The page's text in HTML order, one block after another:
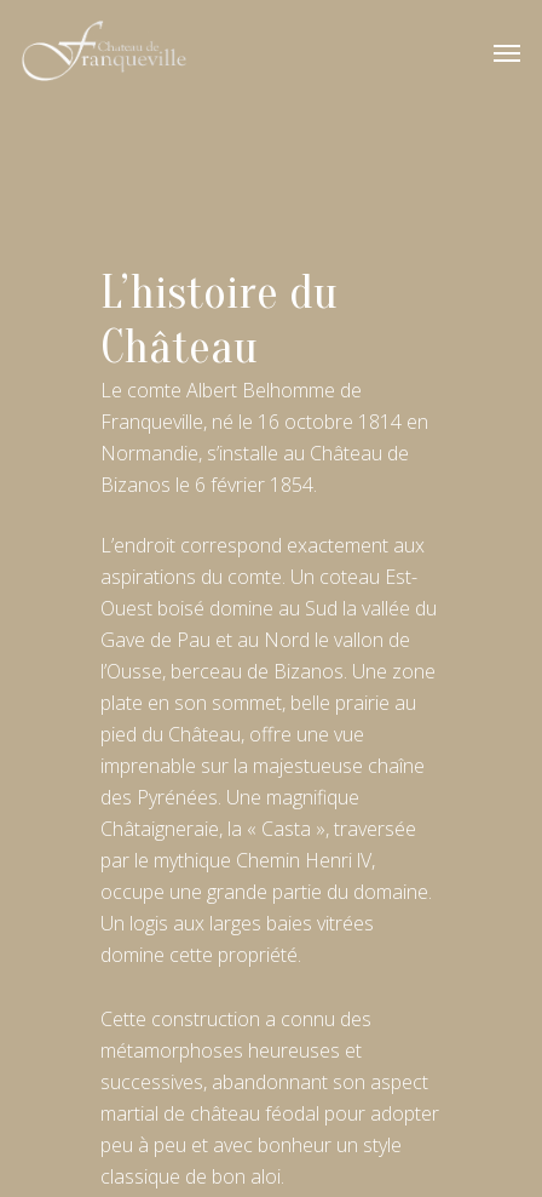
L’histoire du
Château
Le comte Albert Belhomme de
Franqueville, né le 16 octobre 1814 en
Normandie, s’installe au Château de
Bizanos le 6 février 1854.
L’endroit correspond exactement aux
aspirations du comte. Un coteau Est-
Ouest boisé domine au Sud la vallée du
Gave de Pau et au Nord le vallon de
l’Ousse, berceau de Bizanos. Une zone
plate en son sommet, belle prairie au
pied du Château, offre une vue
imprenable sur la majestueuse chaîne
des Pyrénées. Une magnifique
Châtaigneraie, la « Casta », traversée
par le mythique Chemin Henri lV,
occupe une grande partie du domaine.
Un logis aux larges baies vitrées
domine cette propriété.
Cette construction a connu des
métamorphoses heureuses et
successives, abandonnant son aspect
martial de château féodal pour adopter
peu à peu et avec bonheur un style
classique de bon aloi.